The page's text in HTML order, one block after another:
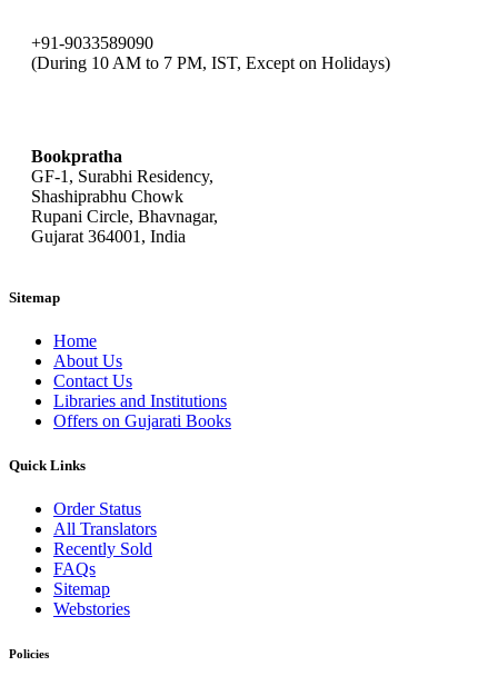
+91-9033589090
(During 10 AM to 7 PM, IST, Except on Holidays)
Bookpratha
GF-1, Surabhi Residency,
Shashiprabhu Chowk
Rupani Circle, Bhavnagar,
Gujarat 364001, India
Sitemap
Home
About Us
Contact Us
Libraries and Institutions
Offers on Gujarati Books
Quick Links
Order Status
All Translators
Recently Sold
FAQs
Sitemap
Webstories
Policies